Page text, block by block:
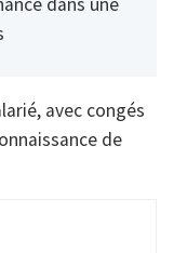
avec congés
de